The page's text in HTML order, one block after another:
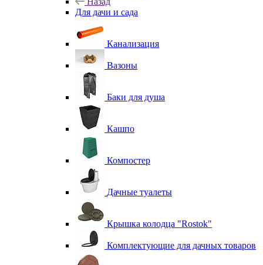
Для дачи и сада
Канализация
Вазоны
Баки для душа
Кашпо
Компостер
Дачные туалеты
Крышка колодца "Rostok"
Комплектующие для дачных товаров